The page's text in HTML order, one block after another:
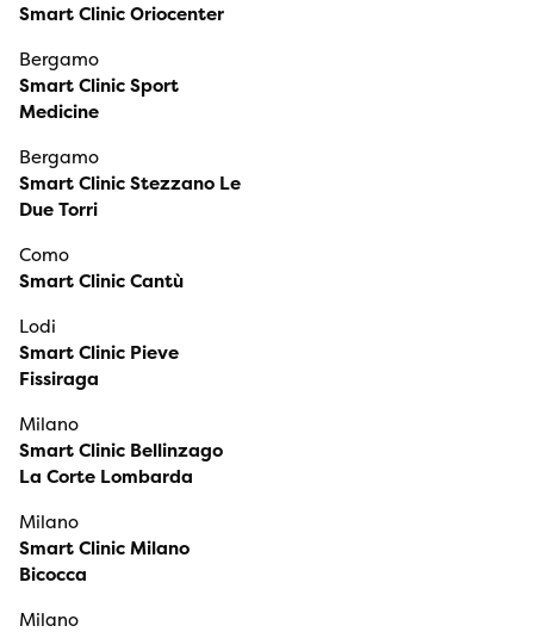
Smart Clinic Oriocenter
Bergamo
Smart Clinic Sport
Medicine
Bergamo
Smart Clinic Stezzano Le
Due Torri
Como
Smart Clinic Cantù
Lodi
Smart Clinic Pieve
Fissiraga
Milano
Smart Clinic Bellinzago
La Corte Lombarda
Milano
Smart Clinic Milano
Bicocca
Milano